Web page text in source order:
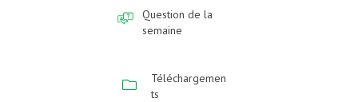
Question de la
semaine
Téléchargemen
ts